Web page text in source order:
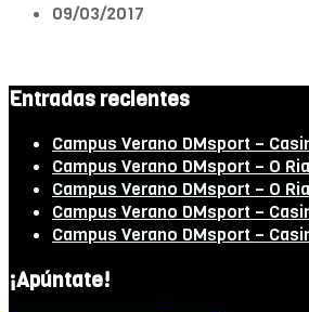
09/03/2017
Entradas recientes
Campus Verano DMsport –
Campus Verano DMsport – O
Campus Verano DMsport – O
Campus Verano DMsport –
Campus Verano DMsport –
¡Apúntate!